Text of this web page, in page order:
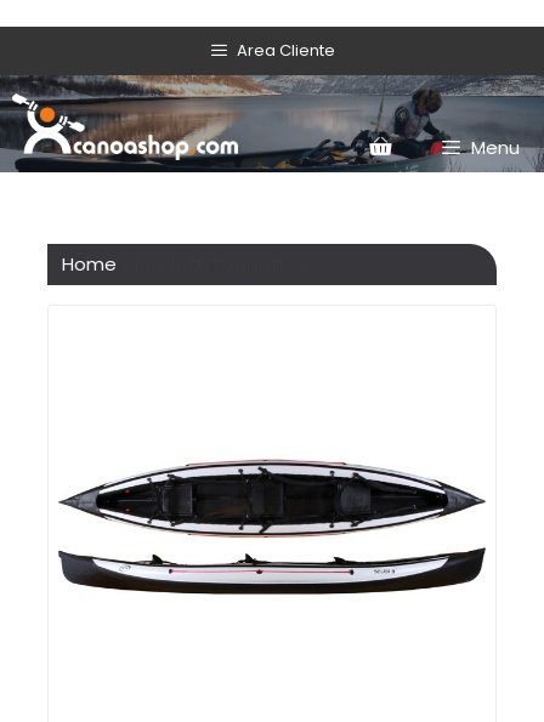
Area Cliente
Menu
Home